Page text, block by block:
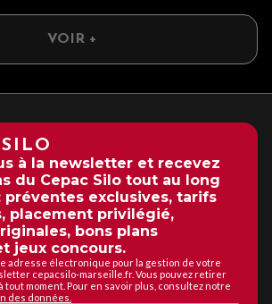
VOIR +
à la newsletter et recevez
du Cepac Silo tout au long
préventes exclusives, tarifs
placement privilégié,
bons plans
jeux concours.
adresse électronique pour la gestion de votre
cepacsilo-marseille.fr. Vous pouvez retirer
moment. Pour en savoir plus, consultez notre
des données.